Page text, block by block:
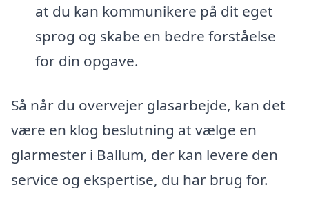
at du kan kommunikere på dit eget
sprog og skabe en bedre forståelse
for din opgave.
Så når du overvejer glasarbejde, kan det
være en klog beslutning at vælge en
glarmester i Ballum, der kan levere den
service og ekspertise, du har brug for.